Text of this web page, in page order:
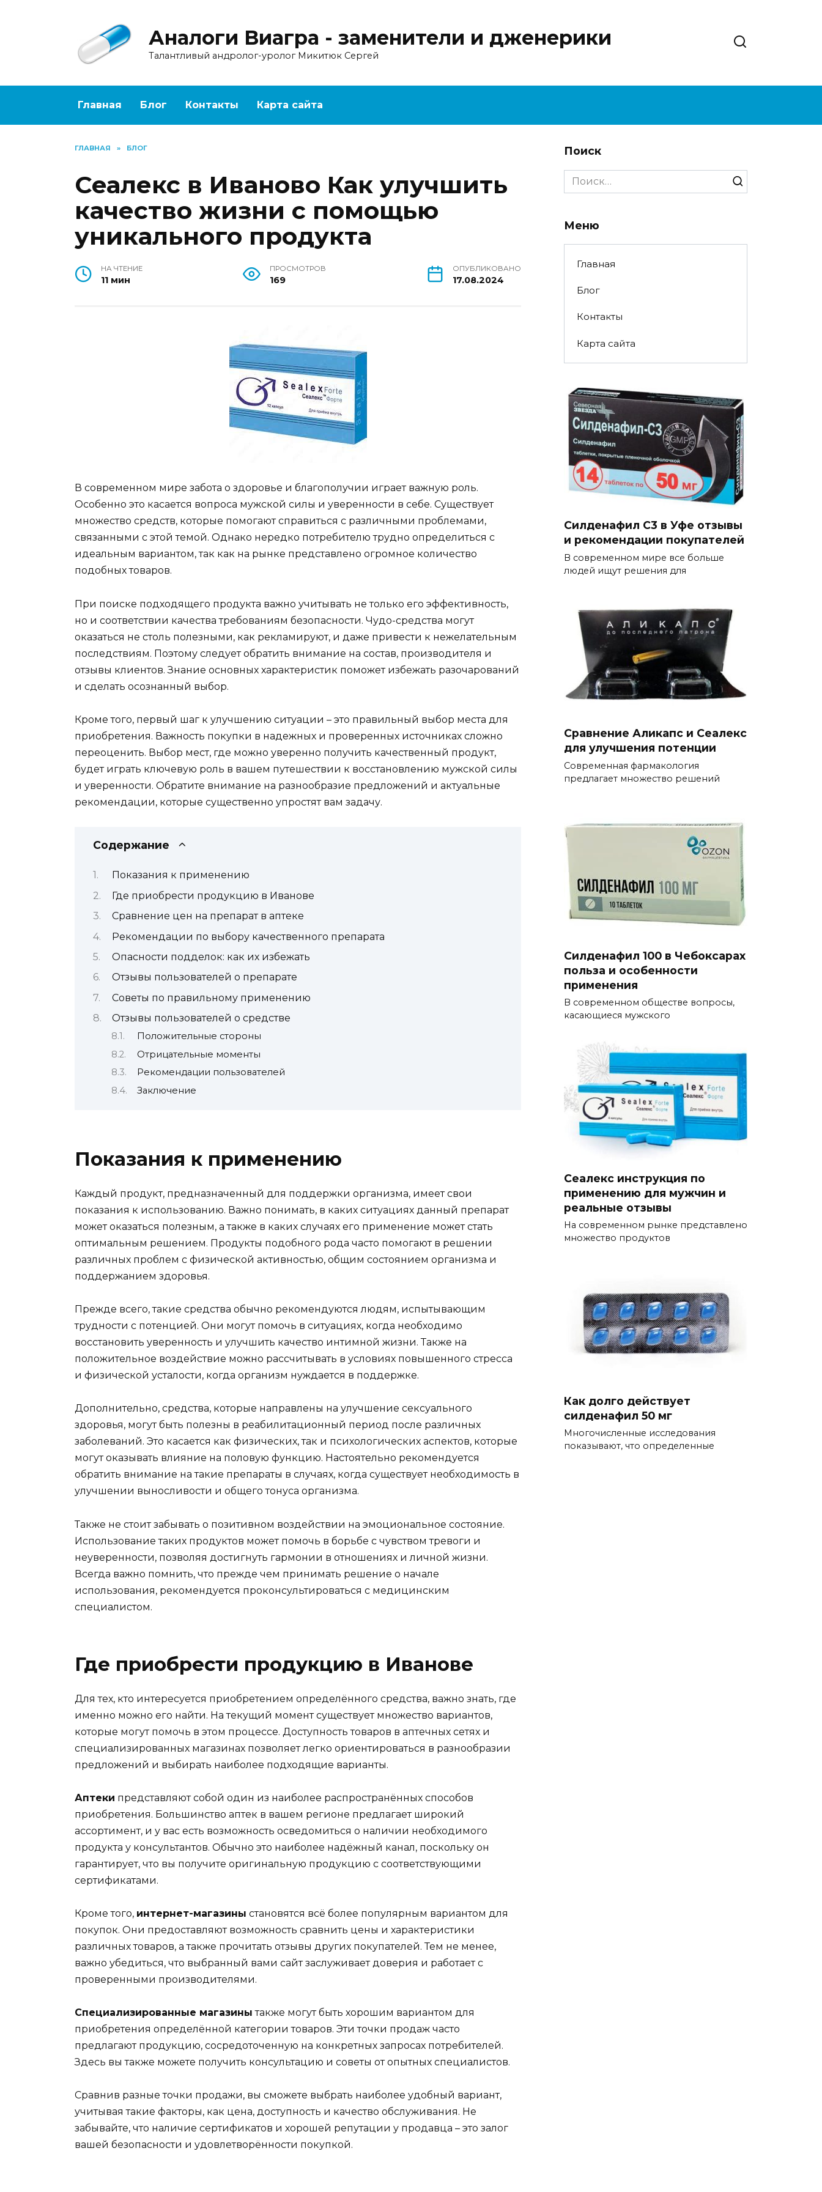
Аналоги Виагра - заменители и дженерики
Талантливый андролог-уролог Микитюк Сергей
Главная Блог Контакты Карта сайта
ГЛАВНАЯ » БЛОГ
Сеалекс в Иваново Как улучшить
качество жизни с помощью
уникального продукта
НА ЧТЕНИЕ
11 мин
ПРОСМОТРОВ
169
ОПУБЛИКОВАНО
17.08.2024
В современном мире забота о здоровье и благополучии играет важную роль.
Особенно это касается вопроса мужской силы и уверенности в себе. Существует
множество средств, которые помогают справиться с различными проблемами,
связанными с этой темой. Однако нередко потребителю трудно определиться с
идеальным вариантом, так как на рынке представлено огромное количество
подобных товаров.
При поиске подходящего продукта важно учитывать не только его эффективность,
но и соответствии качества требованиям безопасности. Чудо-средства могут
оказаться не столь полезными, как рекламируют, и даже привести к нежелательным
последствиям. Поэтому следует обратить внимание на состав, производителя и
отзывы клиентов. Знание основных характеристик поможет избежать разочарований
и сделать осознанный выбор.
Кроме того, первый шаг к улучшению ситуации – это правильный выбор места для
приобретения. Важность покупки в надежных и проверенных источниках сложно
переоценить. Выбор мест, где можно уверенно получить качественный продукт,
будет играть ключевую роль в вашем путешествии к восстановлению мужской силы
и уверенности. Обратите внимание на разнообразие предложений и актуальные
рекомендации, которые существенно упростят вам задачу.
Содержание
Показания к применению
Где приобрести продукцию в Иванове
Сравнение цен на препарат в аптеке
Рекомендации по выбору качественного препарата
Опасности подделок: как их избежать
Отзывы пользователей о препарате
Советы по правильному применению
Отзывы пользователей о средстве
Положительные стороны
Отрицательные моменты
Рекомендации пользователей
Заключение
Показания к применению
Каждый продукт, предназначенный для поддержки организма, имеет свои
показания к использованию. Важно понимать, в каких ситуациях данный препарат
может оказаться полезным, а также в каких случаях его применение может стать
оптимальным решением. Продукты подобного рода часто помогают в решении
различных проблем с физической активностью, общим состоянием организма и
поддержанием здоровья.
Прежде всего, такие средства обычно рекомендуются людям, испытывающим
трудности с потенцией. Они могут помочь в ситуациях, когда необходимо
восстановить уверенность и улучшить качество интимной жизни. Также на
положительное воздействие можно рассчитывать в условиях повышенного стресса
и физической усталости, когда организм нуждается в поддержке.
Дополнительно, средства, которые направлены на улучшение сексуального
здоровья, могут быть полезны в реабилитационный период после различных
заболеваний. Это касается как физических, так и психологических аспектов, которые
могут оказывать влияние на половую функцию. Настоятельно рекомендуется
обратить внимание на такие препараты в случаях, когда существует необходимость в
улучшении выносливости и общего тонуса организма.
Также не стоит забывать о позитивном воздействии на эмоциональное состояние.
Использование таких продуктов может помочь в борьбе с чувством тревоги и
неуверенности, позволяя достигнуть гармонии в отношениях и личной жизни.
Всегда важно помнить, что прежде чем принимать решение о начале
использования, рекомендуется проконсультироваться с медицинским
специалистом.
Где приобрести продукцию в Иванове
Для тех, кто интересуется приобретением определённого средства, важно знать, где
именно можно его найти. На текущий момент существует множество вариантов,
которые могут помочь в этом процессе. Доступность товаров в аптечных сетях и
специализированных магазинах позволяет легко ориентироваться в разнообразии
предложений и выбирать наиболее подходящие варианты.
Аптеки представляют собой один из наиболее распространённых способов
приобретения. Большинство аптек в вашем регионе предлагает широкий
ассортимент, и у вас есть возможность осведомиться о наличии необходимого
продукта у консультантов. Обычно это наиболее надёжный канал, поскольку он
гарантирует, что вы получите оригинальную продукцию с соответствующими
сертификатами.
Кроме того, интернет-магазины становятся всё более популярным вариантом для
покупок. Они предоставляют возможность сравнить цены и характеристики
различных товаров, а также прочитать отзывы других покупателей. Тем не менее,
важно убедиться, что выбранный вами сайт заслуживает доверия и работает с
проверенными производителями.
Специализированные магазины также могут быть хорошим вариантом для
приобретения определённой категории товаров. Эти точки продаж часто
предлагают продукцию, сосредоточенную на конкретных запросах потребителей.
Здесь вы также можете получить консультацию и советы от опытных специалистов.
Сравнив разные точки продажи, вы сможете выбрать наиболее удобный вариант,
учитывая такие факторы, как цена, доступность и качество обслуживания. Не
забывайте, что наличие сертификатов и хорошей репутации у продавца – это залог
вашей безопасности и удовлетворённости покупкой.
Поиск
Search
for:
Меню
Главная
Блог
Контакты
Карта сайта
Силденафил C3 в Уфе отзывы
и рекомендации покупателей
В современном мире все больше
людей ищут решения для
Сравнение Аликапс и Сеалекс
для улучшения потенции
Современная фармакология
предлагает множество решений
Силденафил 100 в Чебоксарах
польза и особенности
применения
В современном обществе вопросы,
касающиеся мужского
Сеалекс инструкция по
применению для мужчин и
реальные отзывы
На современном рынке представлено
множество продуктов
Как долго действует
силденафил 50 мг
Многочисленные исследования
показывают, что определенные